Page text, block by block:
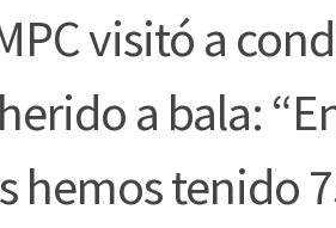
visitó a
a bala:
hemos tenido